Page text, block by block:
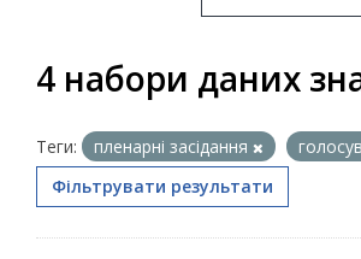
4 набори даних
Теги: пленарні засідання
Фільтрувати результати